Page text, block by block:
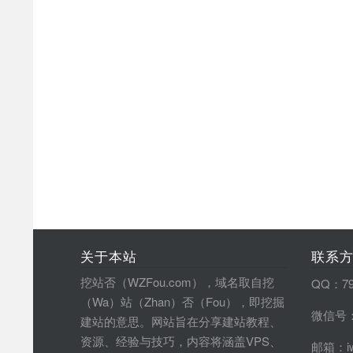
关于本站
挖站否（WZFou.com），域名取自挖
（Wa）站（Zhan）否（Fou），即挖掘
建站的意思。网站旨在分享建站教程、
资源、经验与技巧，内容将涵盖VPS、
联系
QQ：
微信号
邮箱：